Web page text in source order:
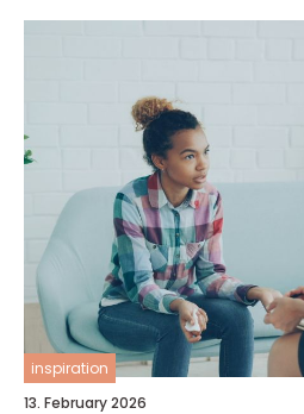
inspiration
13. February 2026